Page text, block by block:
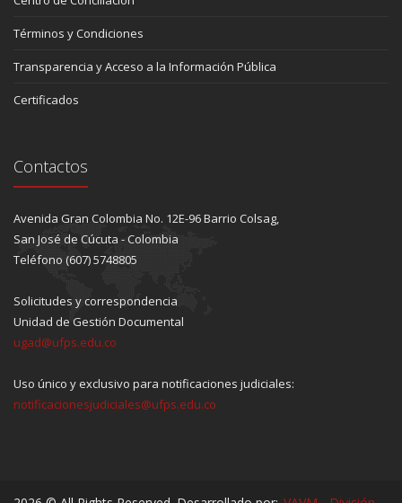
Términos y Condiciones
Transparencia y Acceso a la Información Pública
Certificados
Contactos
Avenida Gran Colombia No. 12E-96 Barrio Colsag,
San José de Cúcuta - Colombia
Teléfono (607) 5748805
Solicitudes y correspondencia
Unidad de Gestión Documental
ugad@ufps.edu.co
Uso único y exclusivo para notificaciones judiciales:
notificacionesjudiciales@ufps.edu.co